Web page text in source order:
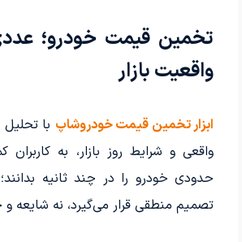
تخمین قیمت خودرو؛
واقعیت بازار
ابزار تخمین قیمت خودروشاپ با
واقعی و شرایط روز بازار، به
حدودی خودرو را در چند ثانیه
تصمیم منطقی قرار می‌گیرد، نه شایعه